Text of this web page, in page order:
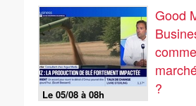
Le 05/08 à 08h
Good
?